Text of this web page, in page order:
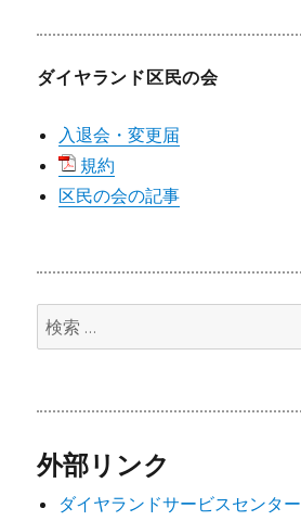
ダイヤランド区民の会
入退会・変更届
規約
区民の会の記事
検
索:
外部リンク
ダイヤランドサービスセンター